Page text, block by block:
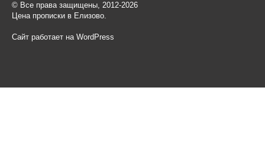
© Все права защищены, 2012-2026
Цена прописки в Елизово.
Сайт работает на WordPress